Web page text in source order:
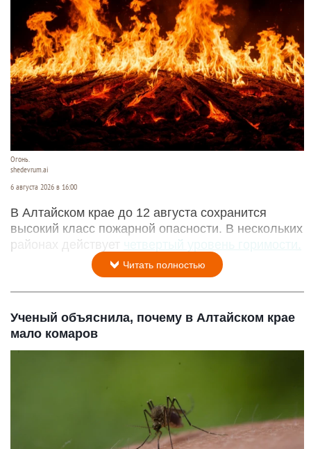
Огонь.
shedevrum.ai
6 августа 2026 в 16:00
В Алтайском крае до 12 августа сохранится
высокий класс пожарной опасности. В нескольких
районах действует
четвертый уровень горимости.
Читать полностью
Ученый объяснила, почему в Алтайском крае
мало комаров